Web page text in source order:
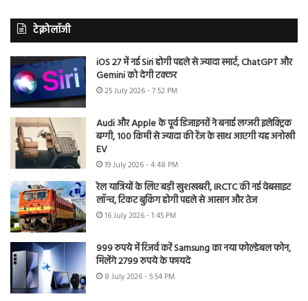
टेक्नोलॉजी
iOS 27 में नई Siri होगी पहले से ज्यादा स्मार्ट, ChatGPT और
Gemini को देगी टक्कर
25 July 2026 - 7:52 PM
Audi और Apple के पूर्व डिजाइनरों ने बनाई लग्जरी इलेक्ट्रिक
बग्गी, 100 किमी से ज्यादा की रेंज के साथ आएगी यह अनोखी
EV
19 July 2026 - 4:48 PM
रेल यात्रियों के लिए बड़ी खुशखबरी, IRCTC की नई वेबसाइट
लॉन्च, टिकट बुकिंग होगी पहले से आसान और तेज
16 July 2026 - 1:45 PM
999 रुपये में रिजर्व करें Samsung का नया फोल्डेबल फोन,
मिलेंगे 2799 रुपये के फायदे
8 July 2026 - 5:54 PM